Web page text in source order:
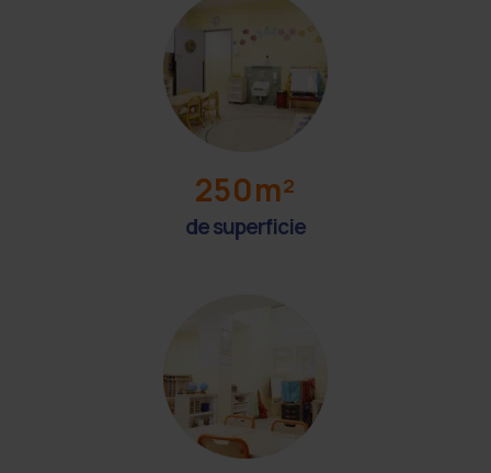
250m²
de superficie